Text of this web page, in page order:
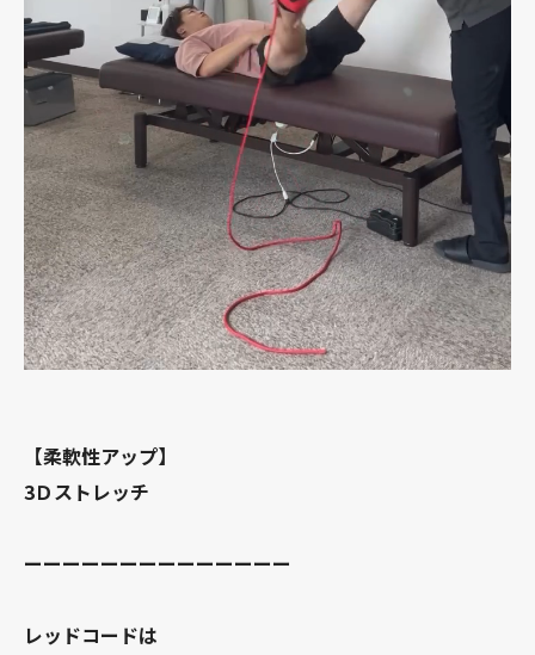
【柔軟性アップ】
3Ｄストレッチ
ーーーーーーーーーーーーーー
レッドコードは